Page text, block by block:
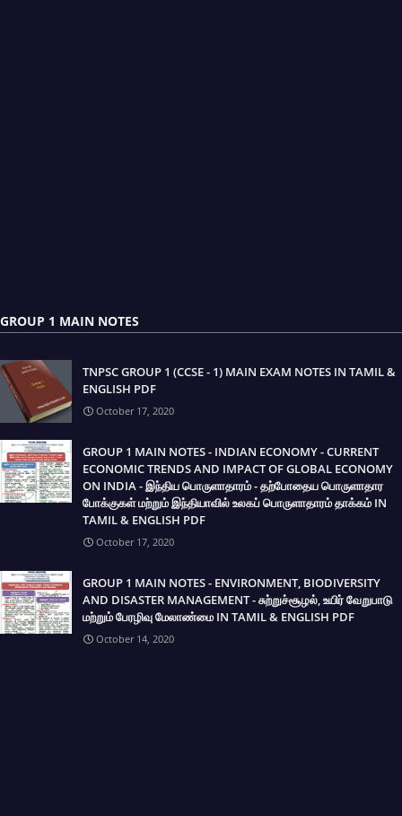
GROUP 1 MAIN NOTES
TNPSC GROUP 1 (CCSE - 1) MAIN EXAM NOTES IN TAMIL &
ENGLISH PDF
October 17, 2020
GROUP 1 MAIN NOTES - INDIAN ECONOMY - CURRENT
ECONOMIC TRENDS AND IMPACT OF GLOBAL ECONOMY
ON INDIA - இந்திய பொருளாதாரம் - தற்போதைய பொருளாதார
போக்குகள் மற்றும் இந்தியாவில் உலகப் பொருளாதாரம் தாக்கம் IN
TAMIL & ENGLISH PDF
October 17, 2020
GROUP 1 MAIN NOTES - ENVIRONMENT, BIODIVERSITY
AND DISASTER MANAGEMENT - சுற்றுச்சூழல், உயிர் வேறுபாடு
மற்றும் பேரழிவு மேலாண்மை IN TAMIL & ENGLISH PDF
October 14, 2020